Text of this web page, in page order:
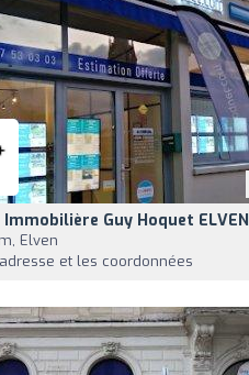
Guy Hoquet ELVEN
Elven
et les coordonnées